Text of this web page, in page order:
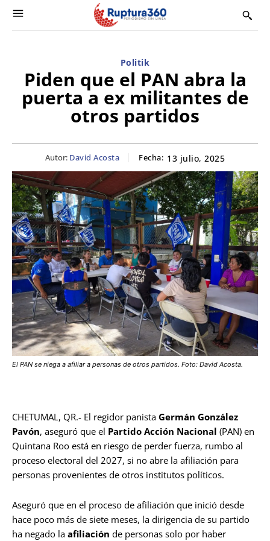
Politik
Piden que el PAN abra la
puerta a ex militantes de
otros partidos
Autor: David Acosta Fecha: 13 julio, 2025
El PAN se niega a afiliar a personas de otros partidos. Foto: David Acosta.
CHETUMAL, QR.- El regidor panista Germán González
Pavón, aseguró que el Partido Acción Nacional (PAN) en
Quintana Roo está en riesgo de perder fuerza, rumbo al
proceso electoral del 2027, si no abre la afiliación para
personas provenientes de otros institutos políticos.
Aseguró que en el proceso de afiliación que inició desde
hace poco más de siete meses, la dirigencia de su partido
ha negado la afiliación de personas solo por haber